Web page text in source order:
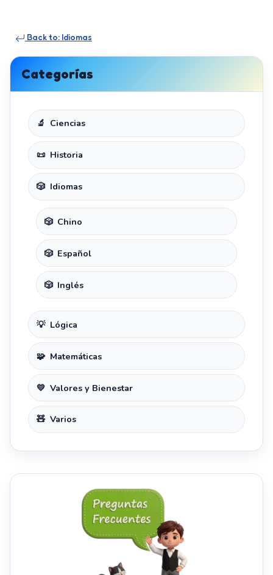
Categorías
Ciencias
Historia
Idiomas
Chino
Español
Inglés
Lógica
Matemáticas
Valores y Bienestar
Varios
Back to: Idiomas